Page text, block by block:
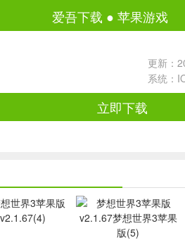
爱吾下载 ● 苹果游戏
更新：
系统：
立即下载